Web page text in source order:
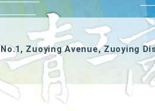
No.1, Zuoying Avenue, Zuoying